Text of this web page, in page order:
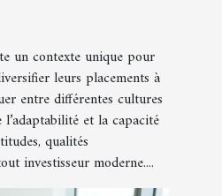
un contexte unique pour
leurs placements à
entre différentes cultures
et la capacité
qualités
investisseur moderne....